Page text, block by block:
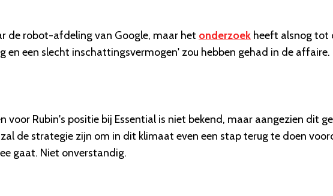
de robot-afdeling van Google, maar het onderzoek heeft alsnog tot
en een slecht inschattingsvermogen' zou hebben gehad in de affaire.
voor Rubin's positie bij Essential is niet bekend, maar aangezien dit
de strategie zijn om in dit klimaat even een stap terug te doen
gaat. Niet onverstandig.